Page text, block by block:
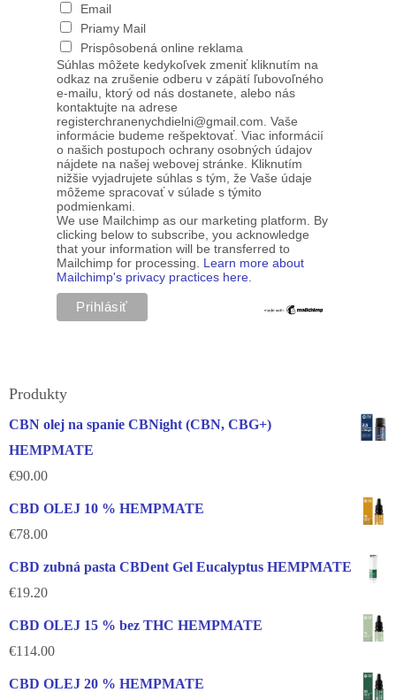
Email
Priamy Mail
Prispôsobená online reklama
Súhlas môžete kedykoľvek zmeniť kliknutím na
odkaz na zrušenie odberu v zápätí ľubovoľného
e-mailu, ktorý od nás dostanete, alebo nás
kontaktujte na adrese
registerchranenychdielni@gmail.com. Vaše
informácie budeme rešpektovať. Viac informácií
o našich postupoch ochrany osobných údajov
nájdete na našej webovej stránke. Kliknutím
nižšie vyjadrujete súhlas s tým, že Vaše údaje
môžeme spracovať v súlade s týmito
podmienkami.
We use Mailchimp as our marketing platform. By
clicking below to subscribe, you acknowledge
that your information will be transferred to
Mailchimp for processing. Learn more about
Mailchimp's privacy practices here.
Produkty
CBN olej na spanie CBNight (CBN, CBG+)
HEMPMATE
€90.00
CBD OLEJ 10 % HEMPMATE
€78.00
CBD zubná pasta CBDent Gel Eucalyptus HEMPMATE
€19.20
CBD OLEJ 15 % bez THC HEMPMATE
€114.00
CBD OLEJ 20 % HEMPMATE